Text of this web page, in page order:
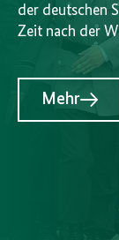
der deutschen
Zeit nach der
Mehr